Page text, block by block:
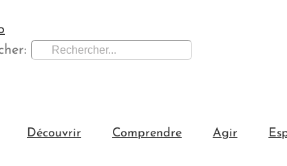
Découvrir Comprendre Agir